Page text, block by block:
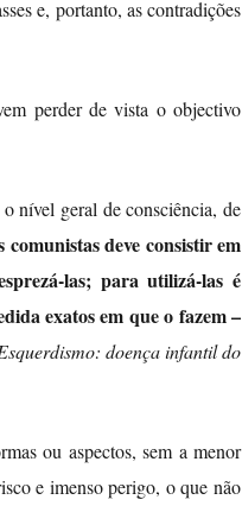
e, portanto, as contradições
perder de vista o objectivo
nível geral de consciência, de
deve consistir em
las; para utilizá-las é
exatos em que o fazem –
doença infantil do
ou aspectos, sem a menor
e imenso perigo, o que não